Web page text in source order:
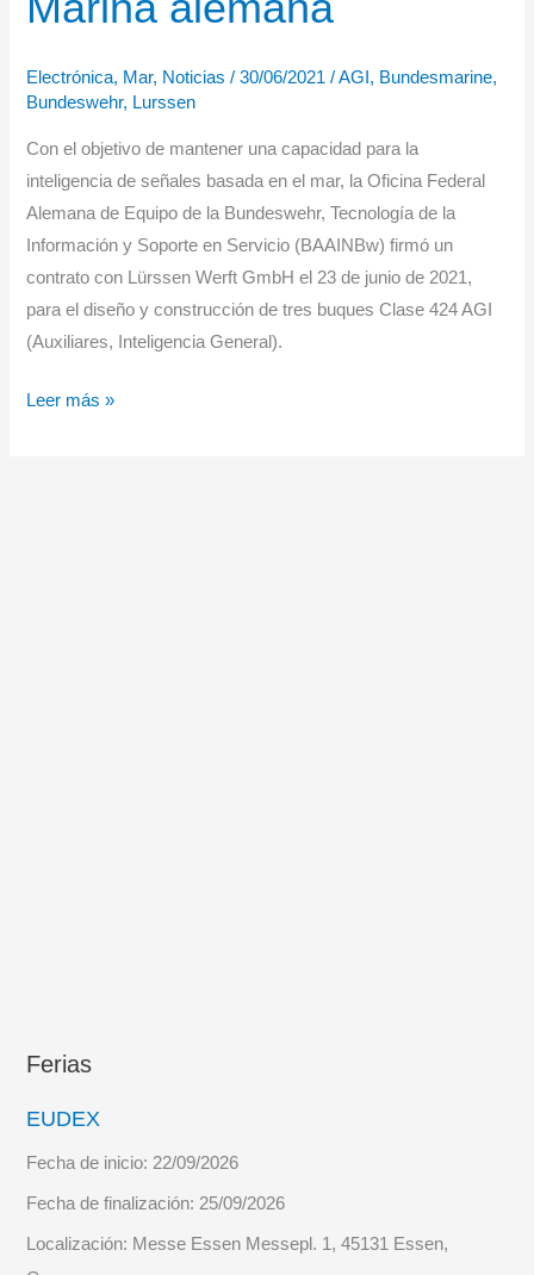
Electrónica, Mar, Noticias /30/06/2021/AGI , Bundesmarine,
Bundeswehr, Lurssen
Con el objetivo de mantener una capacidad para la
inteligencia de señales basada en el mar, la Oficina Federal
Alemana de Equipo de la Bundeswehr, Tecnología de la
Información y Soporte en Servicio (BAAINBw) firmó un
contrato con Lürssen Werft GmbH el 23 de junio de 2021,
para el diseño y construcción de tres buques Clase 424 AGI
(Auxiliares, Inteligencia General).
Lürssen
Leer más »
Ferias
EUDEX
Fecha de inicio:22/09/2026
Fecha de finalización:25/09/2026
Localización: Messe Essen Messepl. 1, 45131 Essen,